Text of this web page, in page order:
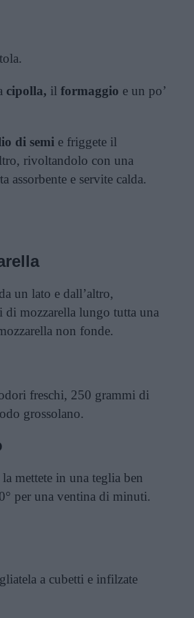
cipolla, il formaggio e un po’
di semi e friggete il
rivoltandolo con una
assorbente e servite calda.
un lato e dall’altro,
di mozzarella lungo tutta una
non fonde.
freschi, 250 grammi di
grossolano.
mettete in una teglia ben
per una ventina di minuti.
a cubetti e infilzate